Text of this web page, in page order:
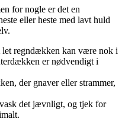
for nogle er det en
eller heste med lavt huld
let regndækken kan være nok i
er nødvendigt i
der gnaver eller strammer,
det jævnligt, og tjek for